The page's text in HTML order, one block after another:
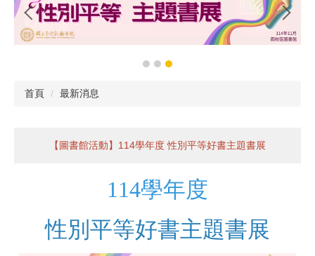
首頁 最新消息
【圖書館活動】114學年度 性別平等好書主題書展
114學年度
性別平等好書主題書展